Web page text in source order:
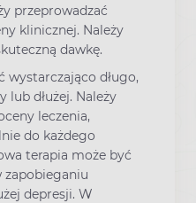
przeprowadzać
klinicznej. Należy
dawkę.
wystarczająco długo,
lub dłużej. Należy
leczenia,
do każdego
terapia może być
zapobieganiu
depresji. W